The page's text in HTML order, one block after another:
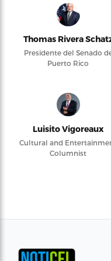
Thomas Rivera
Presidente del Senado
Puerto Rico
Luisito Vigoreaux
Cultural and
Columnist